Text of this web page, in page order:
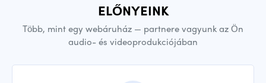
ELŐNYEINK
Több, mint egy webáruház — partnere vagyunk az Ön
audio- és videoprodukciójában